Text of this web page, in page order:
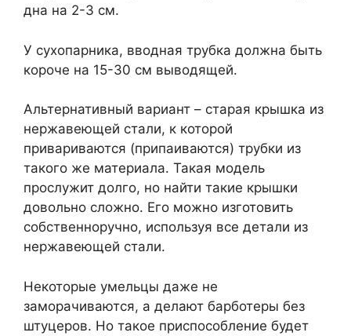
дна на 2-3 см.
У сухопарника, вводная трубка должна быть
короче на 15-30 см выводящей.
Альтернативный вариант – старая крышка из
нержавеющей стали, к которой
привариваются (припаиваются) трубки из
такого же материала. Такая модель
прослужит долго, но найти такие крышки
довольно сложно. Его можно изготовить
собственноручно, используя все детали из
нержавеющей стали.
Некоторые умельцы даже не
заморачиваются, а делают барботеры без
штуцеров. Но такое приспособление будет